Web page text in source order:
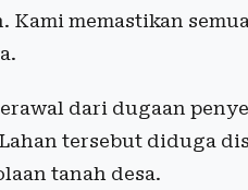
Kami memastikan
dari dugaan
tersebut diduga
tanah desa.